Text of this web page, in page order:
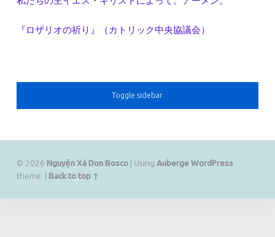
『ロザリオの祈り』（カトリック中央協議会）
SIDEBAR
Toggle sidebar
© 2026 Nguyện Xá Don Bosco Using AubergeWordPress
theme.
Back to top ↑